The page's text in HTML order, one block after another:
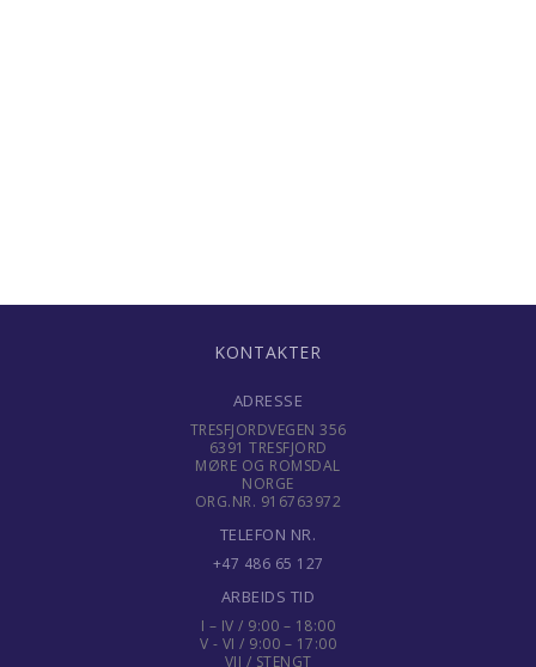
KONTAKTER
ADRESSE
TRESFJORDVEGEN 356
6391 TRESFJORD
MØRE OG ROMSDAL
NORGE
ORG.NR. 916763972
TELEFON NR.
+47 486 65 127
ARBEIDS TID
I – IV / 9:00 – 18:00
V - VI / 9:00 – 17:00
VII / STENGT